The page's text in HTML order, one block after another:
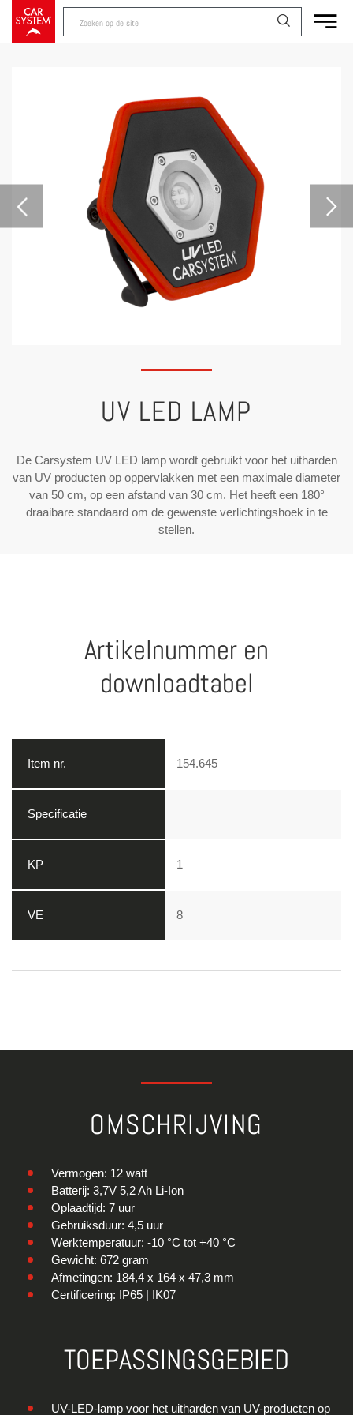
UV LED LAMP
De Carsystem UV LED lamp wordt gebruikt voor het uitharden
van UV producten op oppervlakken met een maximale diameter
van 50 cm, op een afstand van 30 cm. Het heeft een 180°
draaibare standaard om de gewenste verlichtingshoek in te
stellen.
Artikelnummer en
downloadtabel
154.645
1
8
OMSCHRIJVING
Vermogen: 12 watt
Batterij: 3,7V 5,2 Ah Li-Ion
Oplaadtijd: 7 uur
Gebruiksduur: 4,5 uur
Werktemperatuur: -10 °C tot +40 °C
Gewicht: 672 gram
Afmetingen: 184,4 x 164 x 47,3 mm
Certificering: IP65 | IK07
TOEPASSINGSGEBIED
UV-LED-lamp voor het uitharden van UV-producten op